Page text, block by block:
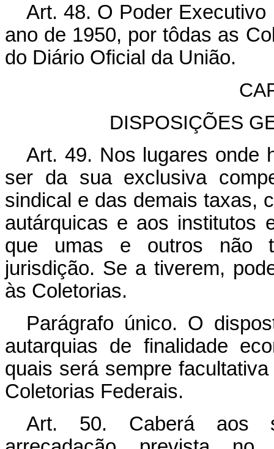
Art. 48. O Poder
ano de 1950, por tôdas as
do Diário Oficial da União.
DISPOSIÇÕES
Art. 49. Nos lugares onde
ser da sua exclusiva
sindical e das demais taxas,
autárquicas e aos institutos
que umas e outros não
jurisdição. Se a tiverem,
às Coletorias.
Parágrafo único. O
autarquias de finalidade
quais será sempre
Coletorias Federais.
Art. 50. Caberá aos